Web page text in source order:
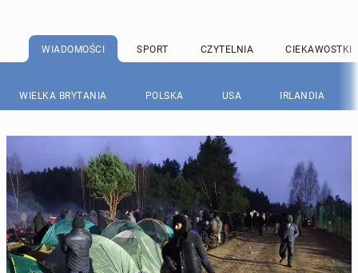
WIADOMOŚCI SPORT CZYTELNIA CIEKAWOSTKI
WIELKA BRYTANIA POLSKA USA IRLANDIA